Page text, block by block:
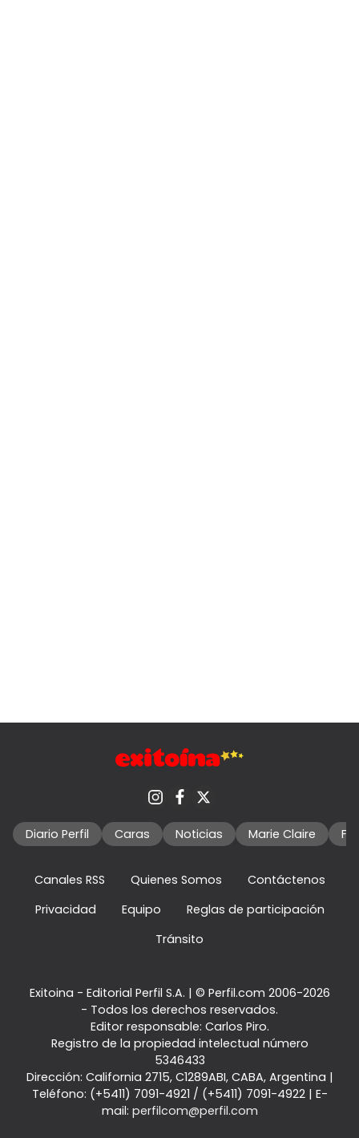
Diario Perfil Caras Noticias Marie Claire
Canales RSS Quienes Somos
Contáctenos
Privacidad
Equipo
Reglas de participación
Tránsito
Exitoina - Editorial Perfil S.A. | © Perfil.com 2006-2026
- Todos los derechos reservados.
Editor responsable: Carlos Piro.
Registro de la propiedad intelectual número
5346433
Dirección: California 2715, C1289ABI, CABA, Argentina |
Teléfono: (+5411) 7091-4921 / (+5411) 7091-4922| E-
mail: perfilcom@perfil.com